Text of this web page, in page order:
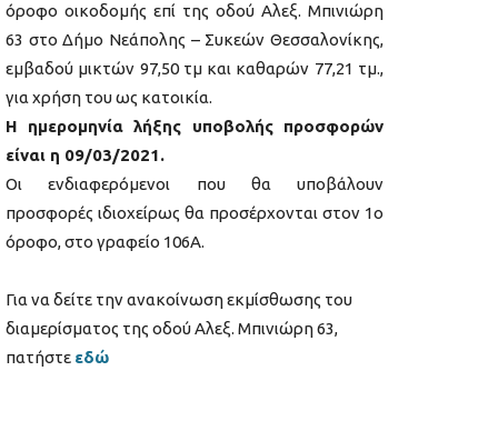
όροφο οικοδομής επί της οδού Αλεξ. Μπινιώρη
63 στο Δήμο Νεάπολης – Συκεών Θεσσαλονίκης,
εμβαδού μικτών 97,50 τμ και καθαρών 77,21 τμ.,
για χρήση του ως κατοικία.
Η ημερομηνία λήξης υποβολής προσφορών
είναι η 09/03/2021.
Οι ενδιαφερόμενοι που θα υποβάλουν
προσφορές ιδιοχείρως θα προσέρχονται στον 1ο
όροφο, στο γραφείο 106Α.
Για να δείτε την ανακοίνωση εκμίσθωσης του
διαμερίσματος της οδού Αλεξ. Μπινιώρη 63,
πατήστε εδώ